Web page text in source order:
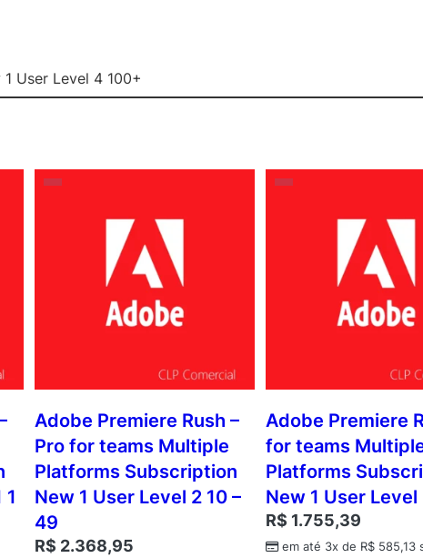
User Level 4 100+
1
Adobe Premiere Rush –
Pro for teams Multiple
Platforms Subscription
New 1 User Level 2 10 –
49
R$ 2.368,95
Adobe Premiere
for teams
Platforms
New 1 User Level
R$ 1.755,39
em até 3x de R$ 585,13